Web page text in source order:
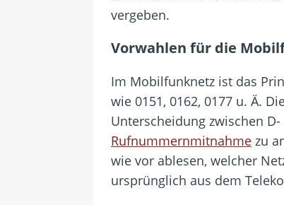
vergeben.
Vorwahlen für die
Im Mobilfunknetz ist das
wie 0151, 0162, 0177 u. Ä.
Unterscheidung zwischen
Rufnummernmitnahme zu
wie vor ablesen, welcher
ursprünglich aus dem